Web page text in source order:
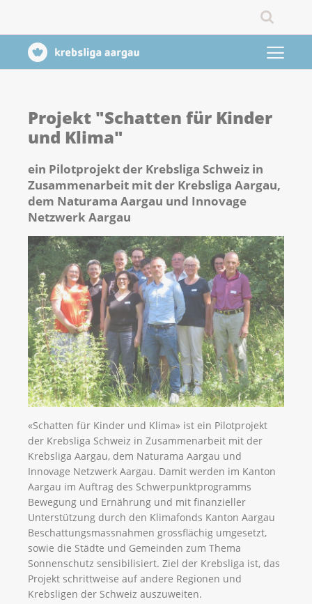
Projekt "Schatten für Kinder
und Klima"
ein Pilotprojekt der Krebsliga Schweiz in
Zusammenarbeit mit der Krebsliga Aargau,
dem Naturama Aargau und Innovage
Netzwerk Aargau
«Schatten für Kinder und Klima» ist ein Pilotprojekt
der Krebsliga Schweiz in Zusammenarbeit mit der
Krebsliga Aargau, dem Naturama Aargau und
Innovage Netzwerk Aargau. Damit werden im Kanton
Aargau im Auftrag des Schwerpunktprogramms
Bewegung und Ernährung und mit finanzieller
Unterstützung durch den Klimafonds Kanton Aargau
Beschattungsmassnahmen grossflächig umgesetzt,
sowie die Städte und Gemeinden zum Thema
Sonnenschutz sensibilisiert. Ziel der Krebsliga ist, das
Projekt schrittweise auf andere Regionen und
Krebsligen der Schweiz auszuweiten.